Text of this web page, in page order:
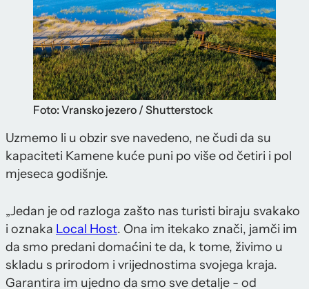
Foto: Vransko jezero / Shutterstock
Uzmemo li u obzir sve navedeno, ne čudi da su
kapaciteti Kamene kuće puni po više od četiri i pol
mjeseca godišnje.
„Jedan je od razloga zašto nas turisti biraju svakako
i oznaka Local Host. Ona im itekako znači, jamči im
da smo predani domaćini te da, k tome, živimo u
skladu s prirodom i vrijednostima svojega kraja.
Garantira im ujedno da smo sve detalje - od